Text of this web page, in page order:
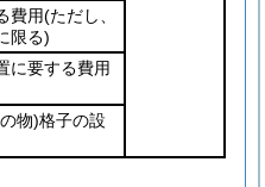
費用(ただし、
限る)
に要する費用
物)格子の設